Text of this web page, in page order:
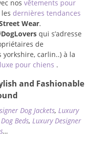
nos vêtements pour
dernières tendances
Wear.
qui s’adresse
de
carlin..) à la
pour chiens .
and Fashionable
Dog Jackets, Luxury
Beds, Luxury Designer
…